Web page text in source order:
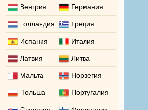
Венгрия Германия
Голландия Греция
Испания Италия
Латвия Литва
Мальта Норвегия
Польша Португалия